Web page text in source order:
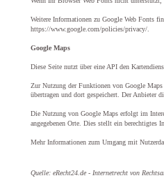
Weitere Informationen zu Google Web Fonts
https://www.google.com/policies/privacy/
Google Maps
Diese Seite nutzt über eine API den
Zur Nutzung der Funktionen von Google
übertragen und dort gespeichert. Der Anbieter
Die Nutzung von Google Maps erfolgt im
angegebenen Orte. Dies stellt ein
Mehr Informationen zum Umgang mit
Quelle: eRecht24.de - Internetrecht von